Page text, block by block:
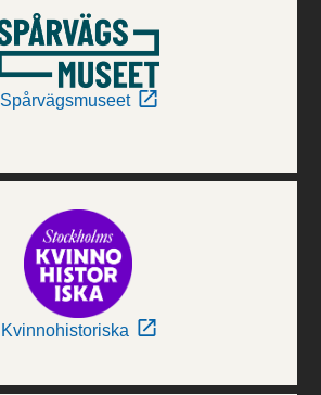
Spårvägsmuseet
Kvinnohistoriska